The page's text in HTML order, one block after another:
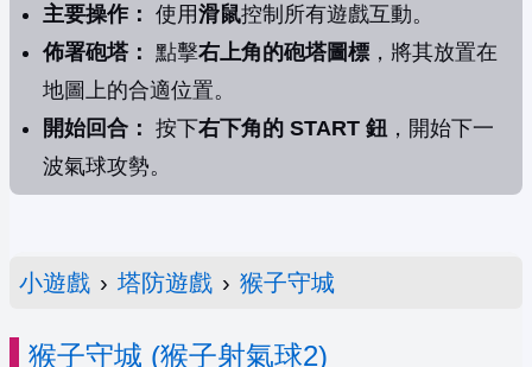
主要操作： 使用滑鼠控制所有遊戲互動。
佈署砲塔： 點擊右上角的砲塔圖標 ，將其放置在
地圖上的合適位置。
開始回合： 按下右下角的 START 鈕 ，開始下一
波氣球攻勢。
小遊戲 › 塔防遊戲 › 猴子守城
猴子守城 (猴子射氣球2)